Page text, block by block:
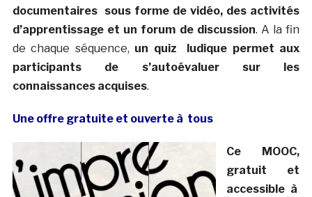
documentaires sous forme de vidéo, des activités
d’apprentissage et un forum de discussion. A la fin
de chaque séquence, un quiz ludique permet aux
participants de s’autoévaluer sur les
connaissances acquises.
Une offre gratuite et ouverte à tous
Ce MOOC,
gratuit et
accessible à